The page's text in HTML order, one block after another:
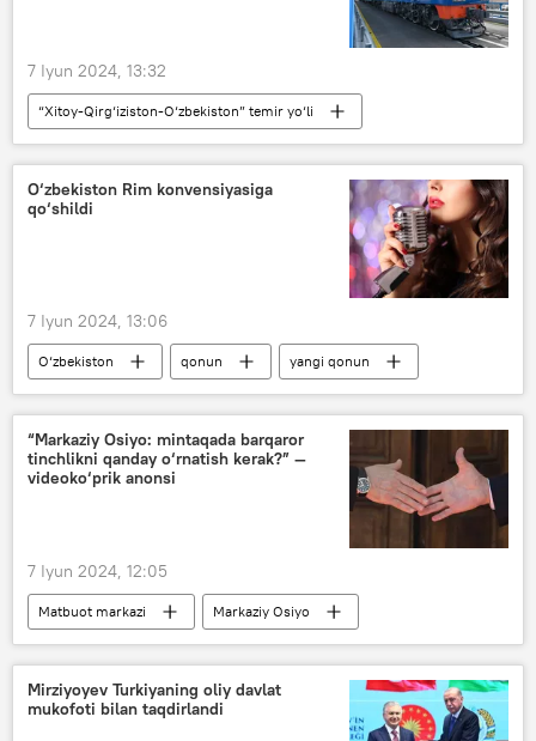
7 Iyun 2024, 13:32
“Xitoy-Qirg‘iziston-O‘zbekiston” temir yo‘li
Shavkat Mirziyoyev
videomurojaat
yuk
temir yo‘l
O‘zbekiston Rim konvensiyasiga
qo‘shildi
7 Iyun 2024, 13:06
O‘zbekiston qonun
yangi qonun
Madaniyat
“Markaziy Osiyo: mintaqada barqaror
tinchlikni qanday o‘rnatish kerak?” —
videoko‘prik anonsi
7 Iyun 2024, 12:05
Matbuot markazi
Markaziy Osiyo
tinchlik
Ostona
Moskva
Bishkek
Toshkent
Mirziyoyev Turkiyaning oliy davlat
mukofoti bilan taqdirlandi